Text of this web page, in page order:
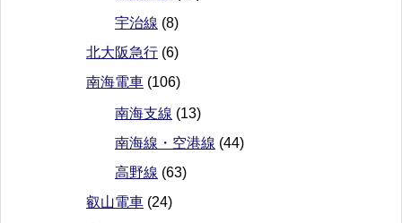
宇治線 (8)
北大阪急行 (6)
南海電車 (106)
南海支線 (13)
南海線・空港線 (44)
高野線 (63)
叡山電車 (24)